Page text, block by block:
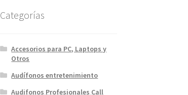
Categorías
Accesorios para PC, Laptops y
Otros
Audífonos entretenimiento
Audifonos Profesionales Call